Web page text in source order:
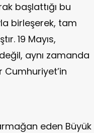
başlattığı bu
birleşerek, tam
19 Mayıs,
aynı zamanda
eden Büyük